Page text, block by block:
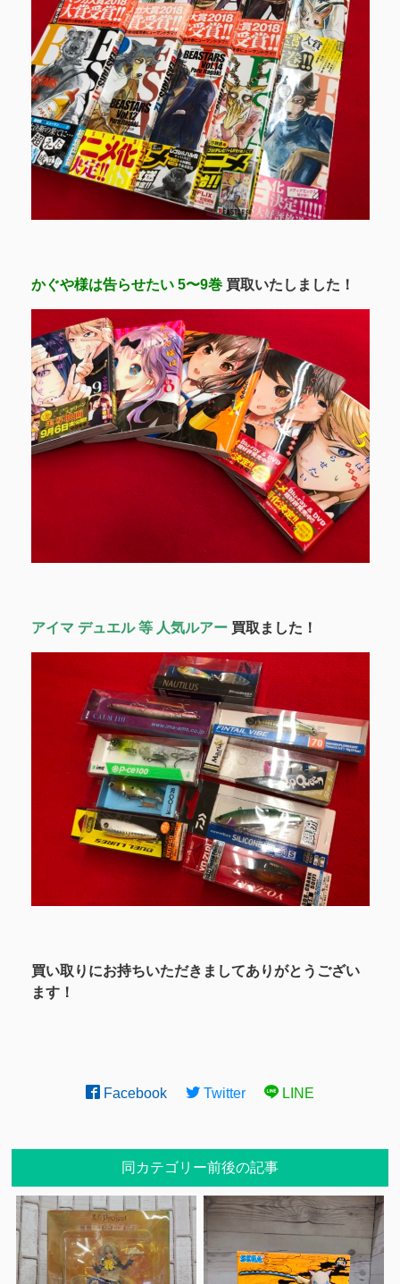
かぐや様は告らせたい 5〜9巻買取いたしました！
アイマ デュエル 等 人気ルアー買取ました！
買い取りにお持ちいただきましてありがとうござい
ます！
Facebook Twitter LINE
同カテゴリー前後の記事